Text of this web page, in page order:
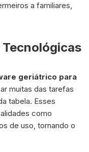
a familiares,
geriátrico para
muitas das tarefas
tabela. Esses
como
de uso, tornando o